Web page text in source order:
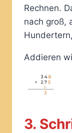
Rechnen.
nach groß,
Addieren
3.